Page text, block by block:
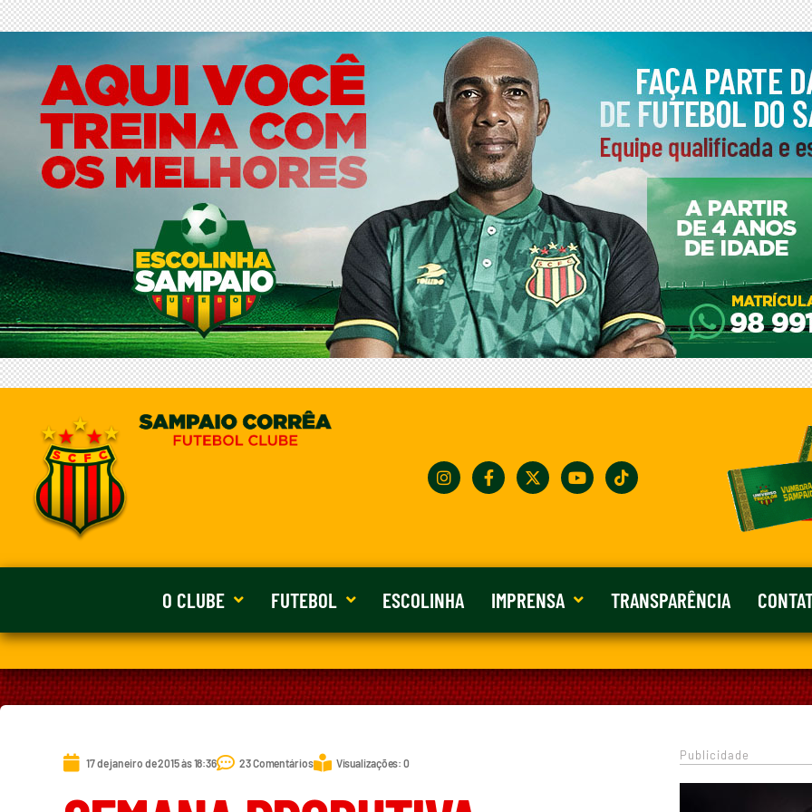
O CLUBE FUTEBOL ESCOLINHA IMPRENSA TRANSPARÊNCIA
17 de janeiro de 2015 às 18:36 23 Comentários Visualizações: 0
Publicidade